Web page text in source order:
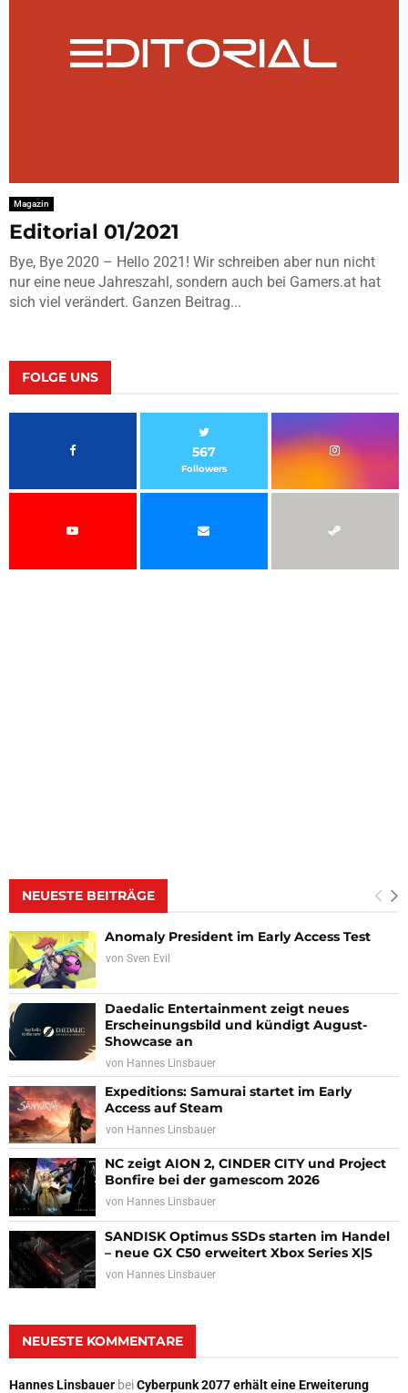
Magazin
Editorial 01/2021
Bye, Bye 2020 – Hello 2021! Wir schreiben aber nun nicht
nur eine neue Jahreszahl, sondern auch bei Gamers.at hat
sich viel verändert. Ganzen Beitrag...
FOLGE UNS
567
Followers
NEUESTE BEITRÄGE
Anomaly President im Early Access Test
von Sven Evil
Daedalic Entertainment zeigt neues
Erscheinungsbild und kündigt August-
Showcase an
von Hannes Linsbauer
Expeditions: Samurai startet im Early
Access auf Steam
von Hannes Linsbauer
NC zeigt AION 2, CINDER CITY und Project
Bonfire bei der gamescom 2026
von Hannes Linsbauer
SANDISK Optimus SSDs starten im Handel
– neue GX C50 erweitert Xbox Series X|S
von Hannes Linsbauer
NEUESTE KOMMENTARE
Hannes Linsbauer beiCyberpunk 2077 erhält eine Erweiterung